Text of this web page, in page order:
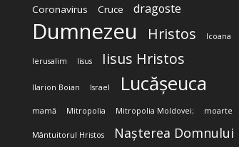
Coronavirus
Cruce dragoste
Dumnezeu Hristos Icoana
Ierusalim Iisus Iisus Hristos
Ilarion Boian Israel Lucășeuca
mamă Mitropolia Mitropolia Moldovei; moarte
Mântuitorul Hristos Nașterea Domnului